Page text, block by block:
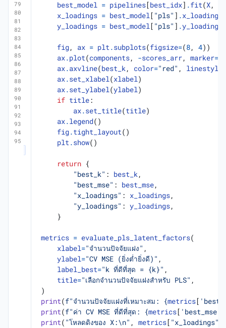
best_model = pipelines [best_idx] .fit(X,
x_loadings = best_model [ "pls" ] .
y_loadings = best_model [ "pls" ] .
fig, ax = plt.subplots(figsize=(8, 4))
ax.plot(components, -scores_arr, marker=
ax.axvline(best_k, color="red" , linestyle
ax.set_xlabel(xlabel)
ax.set_ylabel(ylabel)
if title:
ax.set_title(title)
ax.legend()
fig.tight_layout()
plt.show()
return {
"best_k" : best_k,
"best_mse" : best_mse,
"x_loadings" : x_loadings,
"y_loadings" : y_loadings,
}
metrics = evaluate_pls_latent_factors(
xlabel="จำนวนปัจจัยแฝง" ,
ylabel="CV MSE (ยิ่งต่ำยิ่งดี)" ,
label_best="k ที่ดีที่สุด = {k}" ,
title="เลือกจำนวนปัจจัยแฝงสำหรับ PLS" ,
)
print(f"จำนวนปัจจัยแฝงที่เหมาะสม: {metrics [
print(f"ค่า CV MSE ที่ดีที่สุด: {metrics [ 'best_mse'
print( "โหลดดิงของ X:\n" , metrics [ "x_loadings"